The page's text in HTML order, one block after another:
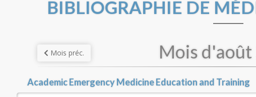
BIBLIOGRAPHIE DE
Mois préc. Mois
Academic Emergency Medicine Education and Training